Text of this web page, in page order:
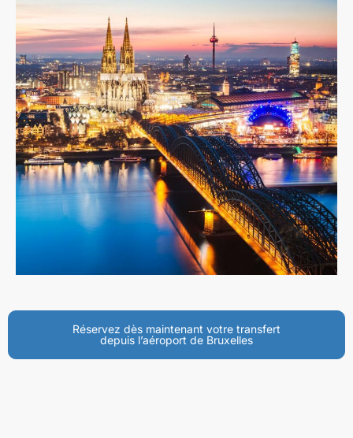
Réservez dès maintenant votre transfert
depuis l’aéroport de Bruxelles